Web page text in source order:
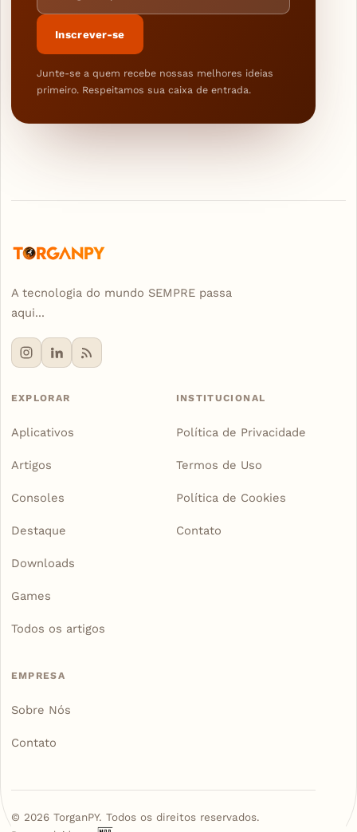
Inscrever-se
Junte-se a quem recebe nossas melhores ideias
primeiro. Respeitamos sua caixa de entrada.
A tecnologia do mundo SEMPRE passa
aqui...
EXPLORAR
Aplicativos
Artigos
Consoles
Destaque
Downloads
Games
Todos os artigos
INSTITUCIONAL
Política de Privacidade
Termos de Uso
Política de Cookies
Contato
EMPRESA
Sobre Nós
Contato
© 2026TorganPY. Todos os direitos reservados.